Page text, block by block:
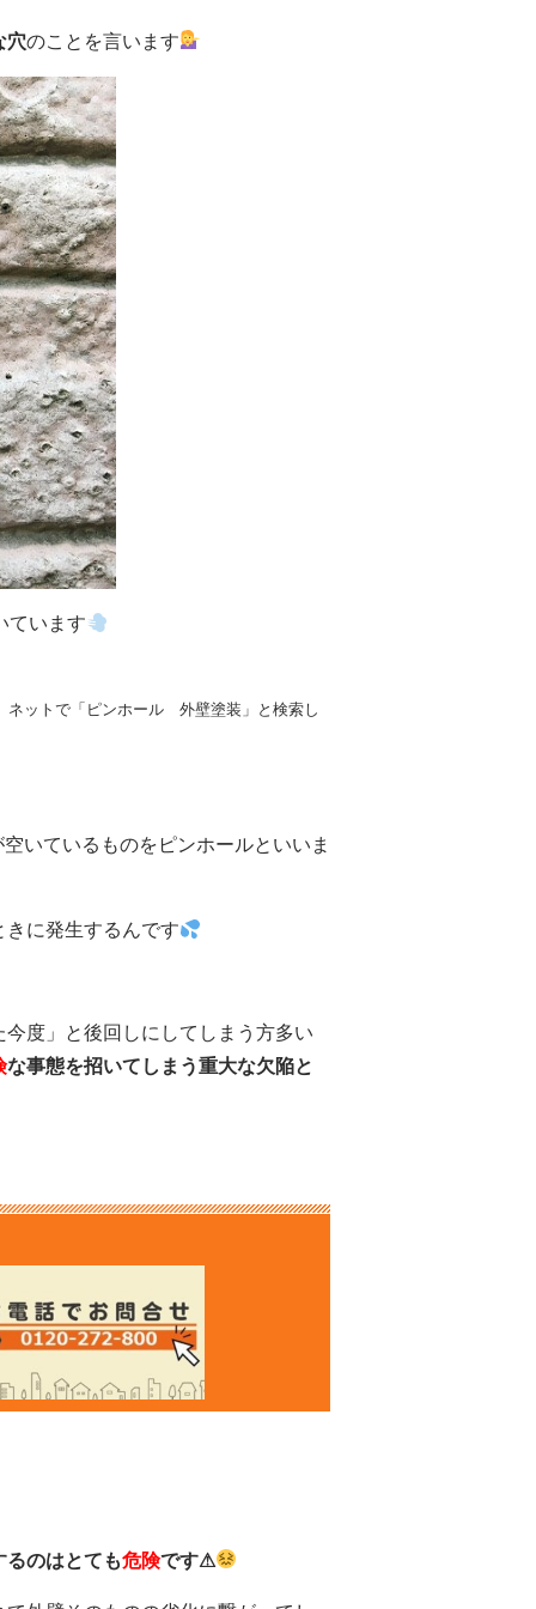
穴のことを言います
ています
ネットで「ピンホール 外壁塗装」と検索し
いているものをピンホールといいま
に発生するんです
度」と後回しにしてしまう方多い
な事態を招いてしまう重大な欠陥と
のはとても危険です⚠